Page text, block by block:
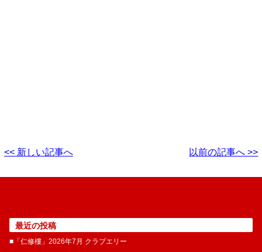
<< 新しい記事へ 以前の記事へ >>
最近の投稿
■「仁修樓」2026年7月 クラブエリー